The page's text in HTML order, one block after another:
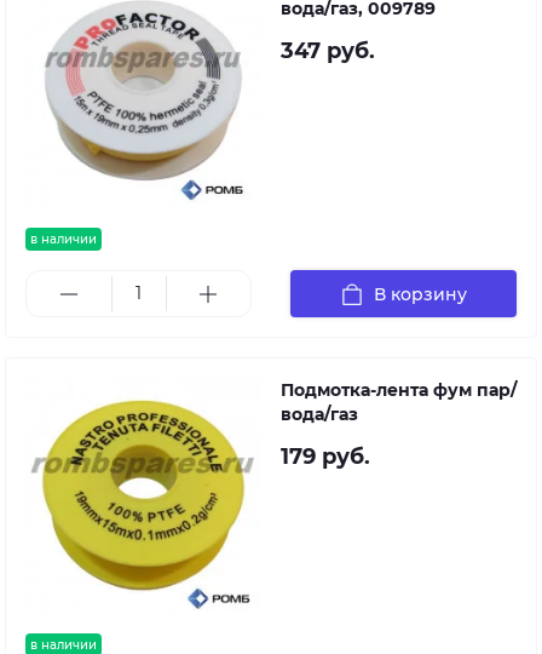
в наличии
вода/газ, 009789
347 руб.
В корзину
в наличии
Подмотка-лента фум пар/
вода/газ
179 руб.